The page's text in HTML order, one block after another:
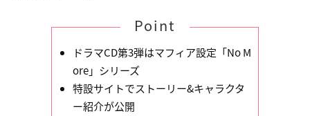
Point
ドラマCD第3弾はマフィア設定「No M
ore」シリーズ
特設サイトでストーリー&キャラクタ
ー紹介が公開